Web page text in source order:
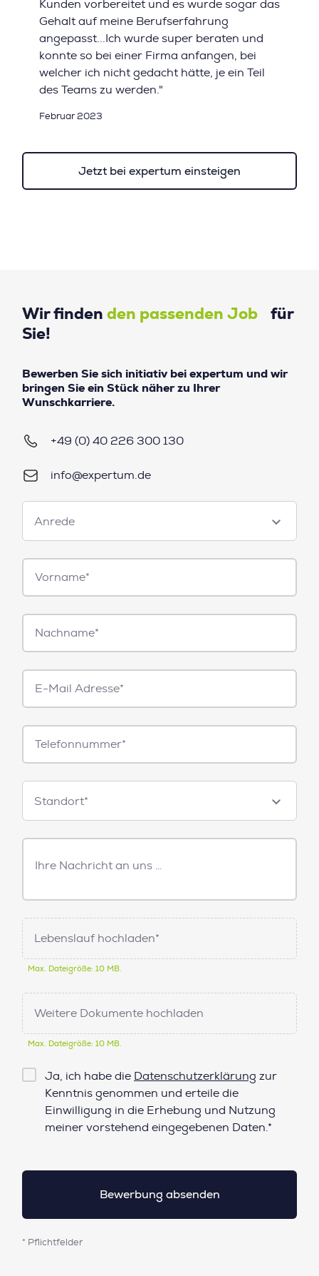
Kunden vorbereitet und es wurde sogar das
Gehalt auf meine Berufserfahrung
angepasst...Ich wurde super beraten und
konnte so bei einer Firma anfangen, bei
welcher ich nicht gedacht hätte, je ein Teil
des Teams zu werden."
Februar 2023
Jetzt bei expertum einsteigen
Wir finden den passenden Job für
Sie!
Bewerben Sie sich initiativ bei expertum und wir
bringen Sie ein Stück näher zu Ihrer
Wunschkarriere.
+49 (0) 40 226 300 130
info@expertum.de
Anrede
Anrede
Vorname*
Nachname*
E-
Mail*
Telefonnummer
Standorte
Standort*
Freitext
Nachricht
Lebenslauf hochladen*
Max. Dateigröße: 10 MB.
Weitere Dokumente hochladen
Max. Dateigröße: 10 MB.
Checkbox
Datenschutz*
Ja, ich habe die Datenschutzerklärung zur
Kenntnis genommen und erteile die
Einwilligung in die Erhebung und Nutzung
meiner vorstehend eingegebenen Daten.*
* Pflichtfelder